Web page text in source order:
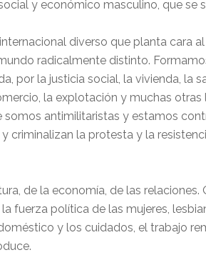
y económico masculino, que se
diverso que planta cara
radicalmente distinto.
por la justicia social, la vivienda, la
la explotación y muchas otras
antimilitaristas y estamos
la protesta y la
de la economía, de las relaciones.
fuerza política de las mujeres,
y los cuidados, el trabajo